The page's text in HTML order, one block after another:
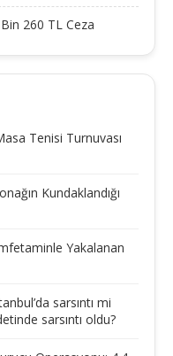
260 TL Ceza
Tenisi Turnuvası
Kundaklandığı
Yakalanan
sarsıntı mi
sarsıntı oldu?